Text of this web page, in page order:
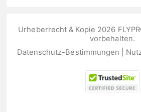
Urheberrecht & Kopie 2026
vorbehalten.
Datenschutz-Bestimmungen